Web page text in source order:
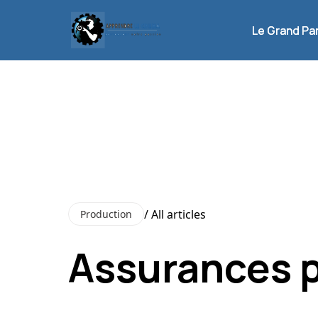
Le Grand
Le Grand
Production / All articles
Assurances